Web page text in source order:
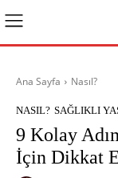
Ana Sayfa Nasıl?
NASIL? SAĞLIKLI
9 Kolay
İçin Dikkat